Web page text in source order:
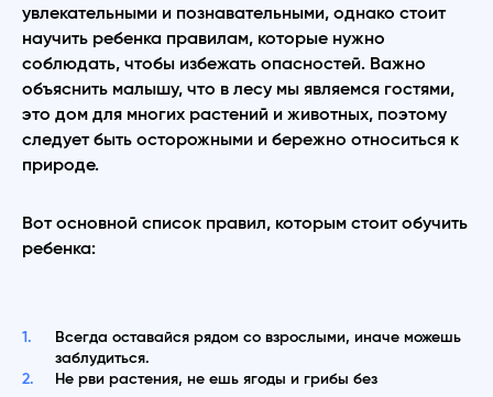
увлекательными и познавательными, однако стоит
научить ребенка правилам, которые нужно
соблюдать, чтобы избежать опасностей. Важно
объяснить малышу, что в лесу мы являемся гостями,
это дом для многих растений и животных, поэтому
следует быть осторожными и бережно относиться к
природе.
Вот основной список правил, которым стоит обучить
ребенка:
Всегда оставайся рядом со взрослыми, иначе можешь
заблудиться.
Не рви растения, не ешь ягоды и грибы без